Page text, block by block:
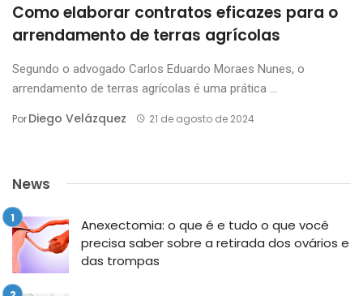
Como elaborar contratos eficazes para o
arrendamento de terras agrícolas
Segundo o advogado Carlos Eduardo Moraes Nunes, o
arrendamento de terras agrícolas é uma prática ...
PorDiego Velázquez 21 de agosto de 2024
News
Anexectomia: o que é e tudo o que você
precisa saber sobre a retirada dos ovários e
das trompas